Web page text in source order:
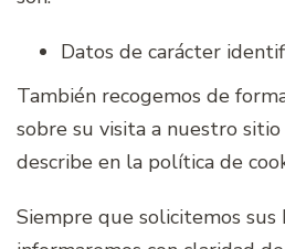
Datos de carácter
También recogemos de
sobre su visita a nuestro
describe en la política de
Siempre que solicitemos sus